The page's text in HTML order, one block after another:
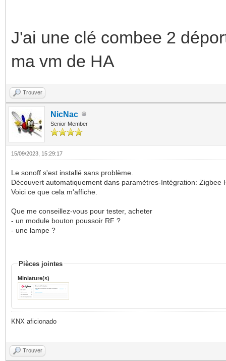
J'ai une clé combee 2
ma vm de HA
Trouver
NicNac
Senior Member
15/09/2023, 15:29:17
Le sonoff s'est installé sans problème.
Découvert automatiquement dans paramètres-Intégration: Zigbee
Voici ce que cela m'affiche.
Que me conseillez-vous pour tester, acheter
- un module bouton poussoir RF ?
- une lampe ?
Pièces jointes
Miniature(s)
KNX aficionado
Trouver